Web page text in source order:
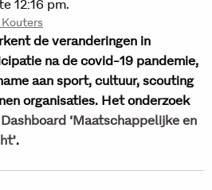
12:16 pm.
de veranderingen in
na de covid-19 pandemie,
aan sport, cultuur, scouting
organisaties. Het onderzoek
‘Maatschappelijke en
.